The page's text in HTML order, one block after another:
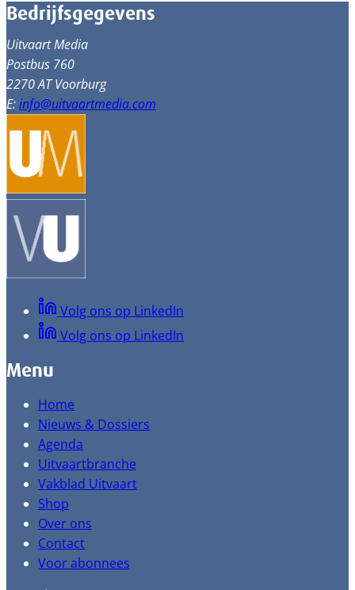
Bedrijfsgegevens
Uitvaart Media
Postbus 760
2270 AT Voorburg
E:info@uitvaartmedia.com
Volg ons op LinkedIn
Volg ons op LinkedIn
Menu
Home
Nieuws & Dossiers
Agenda
Uitvaartbranche
Vakblad Uitvaart
Shop
Over ons
Contact
Voor abonnees